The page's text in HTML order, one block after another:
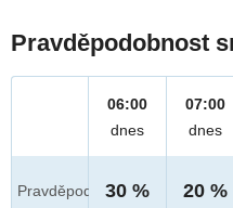
Pravděpodobnost
Pravděpod.
06:00
dnes
30 %
07:00
dnes
20 %